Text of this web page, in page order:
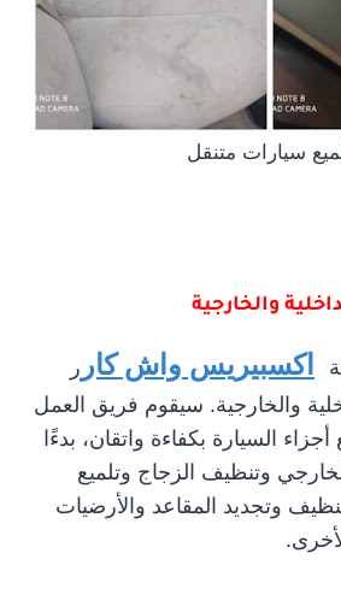
سيارات متنقل
والخارجية
اكسبيريس واش كار ر
والخارجية. سيقوم فريق العمل
السيارة بكفاءة واتقان، بدءًا
وتنظيف الزجاج وتلميع
وتجديد المقاعد والأرضيات